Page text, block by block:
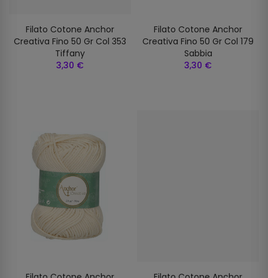
Filato Cotone Anchor
Creativa Fino 50 Gr Col 353
Tiffany
3,30 €
Filato Cotone Anchor
Creativa Fino 50 Gr Col 179
Sabbia
3,30 €